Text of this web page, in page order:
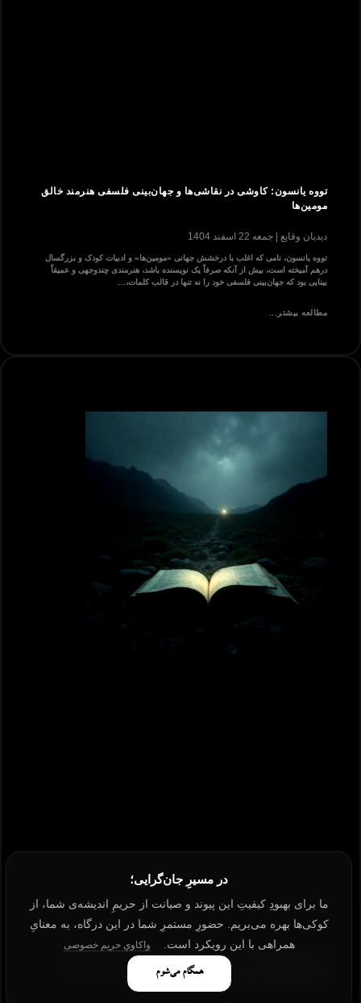
تووه یانسون: کاوشی در نقاشی‌ها و جهان‌بینی فلسفی هنرمند خالق
مومین‌ها
دیدبان وقایع جمعه 22 اسفند 1404
تووه یانسون، نامی که اغلب با درخشش جهانی «مومین‌ها» و ادبیات کودک و بزرگسال
درهم آمیخته است، بیش از آنکه صرفاً یک نویسنده باشد، هنرمندی چندوجهی و عمیقاً
بینایی بود که جهان‌بینی فلسفی خود را نه تنها در قالب کلمات،…
مطالعه بیشتر...
هانس کریستین آندرسن: فراتر از پریان، فلسفه زندگی و رازهای
در مسیرِ جان‌گرایی؛
ما برای بهبودِ کیفیتِ این پیوند و صیانت از حریمِ اندیشه‌ی شما، از
کوکی‌ها بهره می‌بریم. حضورِ مستمرِ شما در این درگاه، به معنایِ
همراهی با این رویکرد است.
واکاویِ حریم خصوصی
همگام می‌شوم